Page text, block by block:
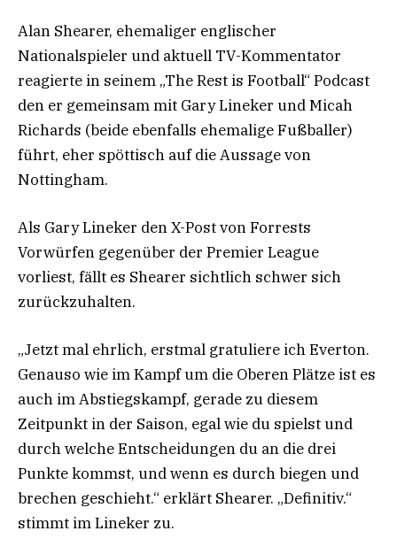
Alan Shearer, ehemaliger englischer
Nationalspieler und aktuell TV-Kommentator
reagierte in seinem „The Rest is Football“ Podcast
den er gemeinsam mit Gary Lineker und Micah
Richards (beide ebenfalls ehemalige Fußballer)
führt, eher spöttisch auf die Aussage von
Nottingham.
Als Gary Lineker den X-Post von Forrests
Vorwürfen gegenüber der Premier League
vorliest, fällt es Shearer sichtlich schwer sich
zurückzuhalten.
„Jetzt mal ehrlich, erstmal gratuliere ich Everton.
Genauso wie im Kampf um die Oberen Plätze ist es
auch im Abstiegskampf, gerade zu diesem
Zeitpunkt in der Saison, egal wie du spielst und
durch welche Entscheidungen du an die drei
Punkte kommst, und wenn es durch biegen und
brechen geschieht.“ erklärt Shearer. „Definitiv.“
stimmt im Lineker zu.